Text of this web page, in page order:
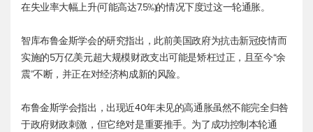
在失业率大幅上升(可能高达7.5%)的情况下度过这一轮通胀。
智库布鲁金斯学会的研究指出，此前美国政府为抗击新冠疫情而
实施的5万亿美元超大规模财政支出可能是矫枉过正，且至今“余
震”不断，并正在对经济构成新的风险。
布鲁金斯学会指出，出现近40年未见的高通胀虽然不能完全归咎
于政府财政刺激，但它绝对是重要推手。为了成功控制本轮通